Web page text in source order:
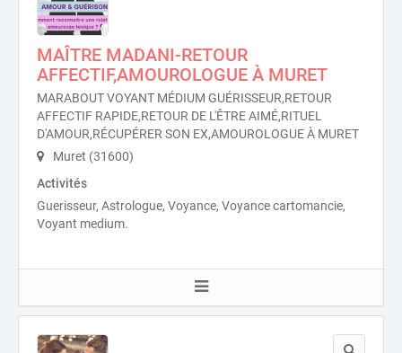
MAÎTRE MADANI-RETOUR
AFFECTIF,AMOUROLOGUE À MURET
MARABOUT VOYANT MÉDIUM GUÉRISSEUR,RETOUR
AFFECTIF RAPIDE,RETOUR DE L'ÊTRE AIMÉ,RITUEL
D'AMOUR,RÉCUPÉRER SON EX,AMOUROLOGUE À MURET
Muret (31600)
Activités
Guerisseur, Astrologue, Voyance, Voyance cartomancie,
Voyant medium.